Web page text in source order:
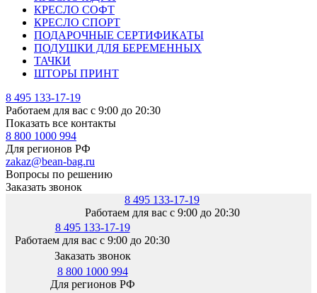
КРЕСЛО СОФТ
КРЕСЛО СПОРТ
ПОДАРОЧНЫЕ СЕРТИФИКАТЫ
ПОДУШКИ ДЛЯ БЕРЕМЕННЫХ
ТАЧКИ
ШТОРЫ ПРИНТ
8 495 133-17-19
Работаем для вас с 9:00 до 20:30
Показать все контакты
8 800 1000 994
Для регионов РФ
zakaz@bean-bag.ru
Вопросы по решению
Заказать звонок
8 495 133-17-19
Работаем для вас с 9:00 до 20:30
8 495 133-17-19
Работаем для вас с 9:00 до 20:30
Заказать звонок
8 800 1000 994
Для регионов РФ